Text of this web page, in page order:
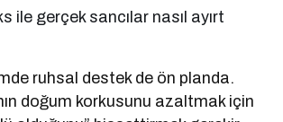
ile gerçek sancılar nasıl ayırt
ruhsal destek de ön planda.
doğum korkusunu azaltmak için